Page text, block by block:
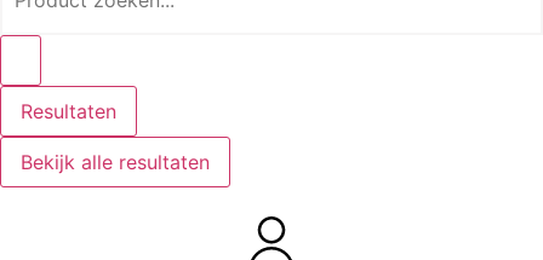
Resultaten
Bekijk alle resultaten